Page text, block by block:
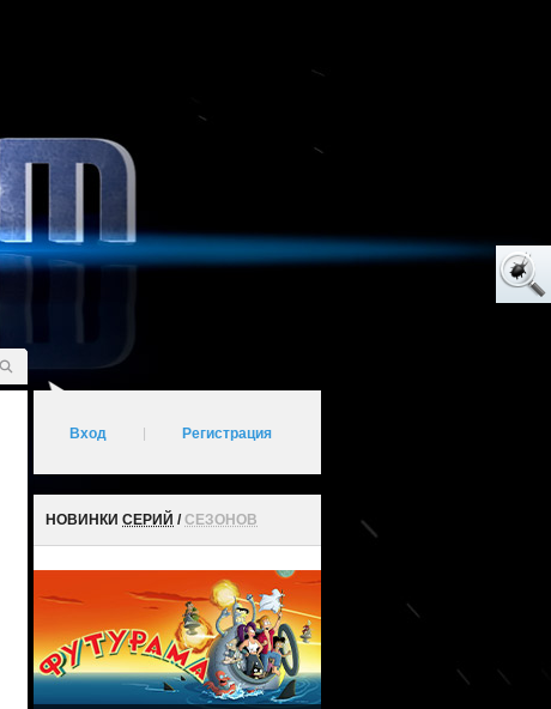
Вход Регистрация
НОВИНКИ СЕРИЙ /СЕЗОНОВ